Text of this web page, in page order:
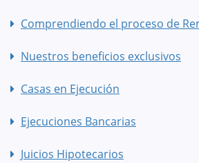
Comprendiendo el proceso de
Nuestros beneficios exclusivos
Casas en Ejecución
Ejecuciones Bancarias
Juicios Hipotecarios